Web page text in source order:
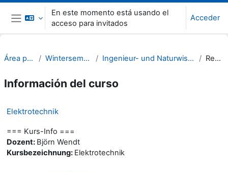
Salta al contenido principal
Panel lateral
En este momento está usando el
acceso para invitados
Acceder
Área personal Wintersemester 21/22 Ingenieur- und Naturwissenschaften (INW) Resumen
Información del curso
Elektrotechnik
=== Kurs-Info ===
Dozent: Björn Wendt
Kursbezeichnung: Elektrotechnik